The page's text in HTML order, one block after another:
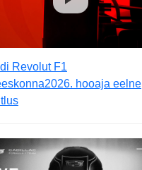
Revolut F1
hooaja eelne